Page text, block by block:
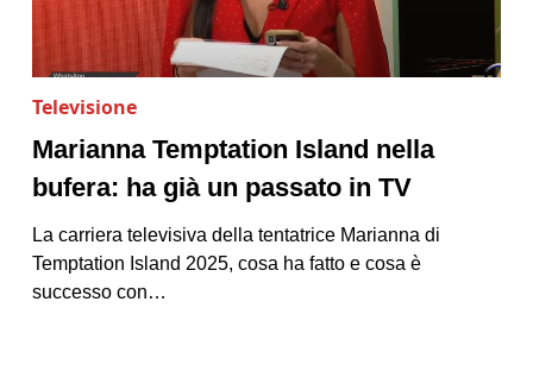
Televisione
Marianna Temptation Island nella
bufera: ha già un passato in TV
La carriera televisiva della tentatrice Marianna di
Temptation Island 2025, cosa ha fatto e cosa è
successo con…